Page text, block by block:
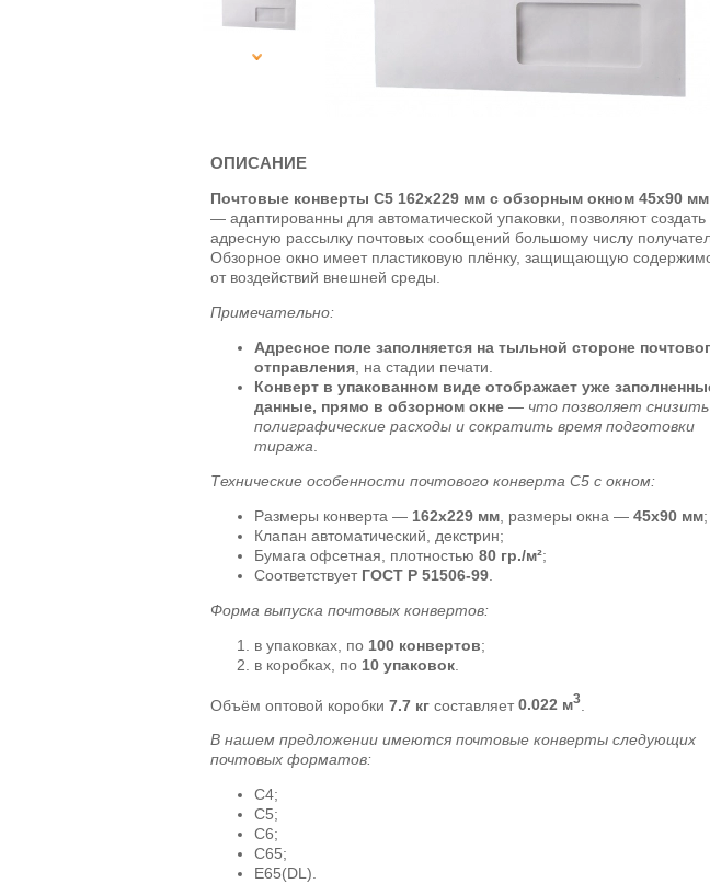
ОПИСАНИЕ
Почтовые конверты C5 162х229 мм с обзорным окном 45х90 мм
— адаптированны для автоматической упаковки, позволяют создать
адресную рассылку почтовых сообщений большому числу
Обзорное окно имеет пластиковую плёнку, защищающую
от воздействий внешней среды.
Примечательно:
Адресное поле заполняется на тыльной стороне
отправления , на стадии печати.
Конверт в упакованном виде отображает уже
данные, прямо в обзорном окне — что позволяет снизить
полиграфические расходы и сократить время подготовки
тиража
Технические особенности почтового конверта C5 с окном:
Размеры конверта — 162х229 мм , размеры окна — 45х90 мм;
Клапан автоматический, декстрин;
Бумага офсетная, плотностью 80 гр./м²;
Соответствует ГОСТ Р 51506-99
Форма выпуска почтовых конвертов:
в упаковках, по 100 конвертов;
в коробках, по 10 упаковок
Объём оптовой коробки 7.7 кг составляет0.022 м3
В нашем предложении имеются почтовые конверты следующих
почтовых форматов:
C4;
C5;
C6;
C65;
E65(DL).